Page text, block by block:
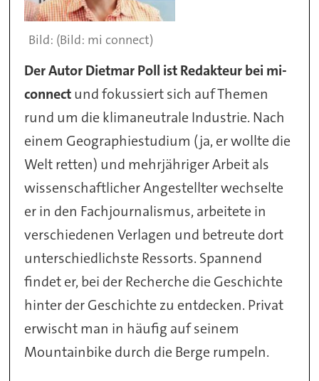
(Bild: mi connect)
Der Autor Dietmar Poll ist Redakteur bei mi-
connectund fokussiert sich auf Themen
rund um die klimaneutrale Industrie. Nach
einem Geographiestudium (ja, er wollte die
Welt retten) und mehrjähriger Arbeit als
wissenschaftlicher Angestellter wechselte
er in den Fachjournalismus, arbeitete in
verschiedenen Verlagen und betreute dort
unterschiedlichste Ressorts. Spannend
findet er, bei der Recherche die Geschichte
hinter der Geschichte zu entdecken. Privat
erwischt man in häufig auf seinem
Mountainbike durch die Berge rumpeln.